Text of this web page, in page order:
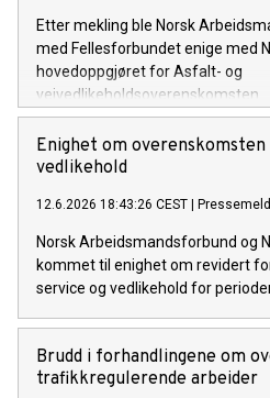
Etter mekling ble Norsk
med Fellesforbundet enige med
hovedoppgjøret for Asfalt- og
veivedlikeholdsoverenskomsten.
Enighet om
vedlikehold
12.6.2026 18:43:26 CEST
Norsk Arbeidsmandsforbund og
kommet til enighet om revidert
service og vedlikehold for
Brudd i forhandlingene om
trafikkregulerende arbeider